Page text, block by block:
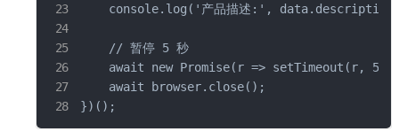
console.log('产品描述:',
    // 暂停 5 秒
await new Promise(r => setTimeout(r,
    await browser.close();
})();